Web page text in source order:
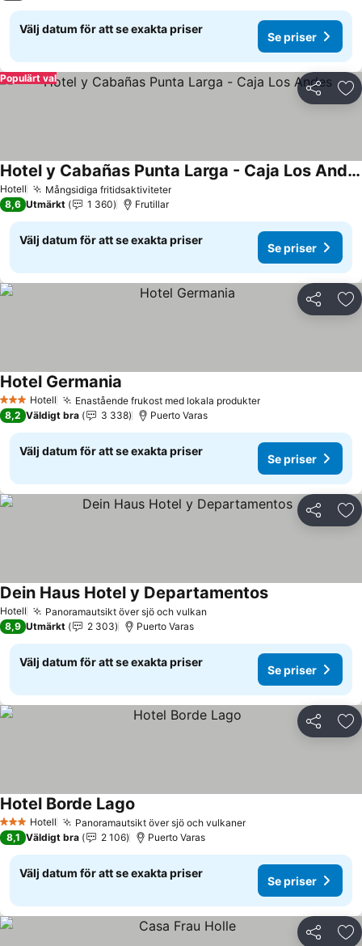
Välj datum för att se exakta priser
Se priser
Dela
Populärt val
Hotell Mångsidiga fritidsaktiviteter
Hotel y Cabañas Punta Larga - Caja Los Andes
8,6 Utmärkt 1 360 Frutillar
Välj datum för att se exakta priser
Se priser
Dela
3 StjärnorHotell Enastående frukost med lokala produkter
Hotel Germania
8,2 Väldigt bra 3 338 Puerto Varas
Välj datum för att se exakta priser
Se priser
Dela
Hotell Panoramautsikt över sjö och vulkan
Dein Haus Hotel y Departamentos
8,9 Utmärkt 2 303 Puerto Varas
Välj datum för att se exakta priser
Se priser
Dela
3 StjärnorHotell Panoramautsikt över sjö och vulkaner
Hotel Borde Lago
8,1 Väldigt bra 2 106 Puerto Varas
Välj datum för att se exakta priser
Se priser
Dela